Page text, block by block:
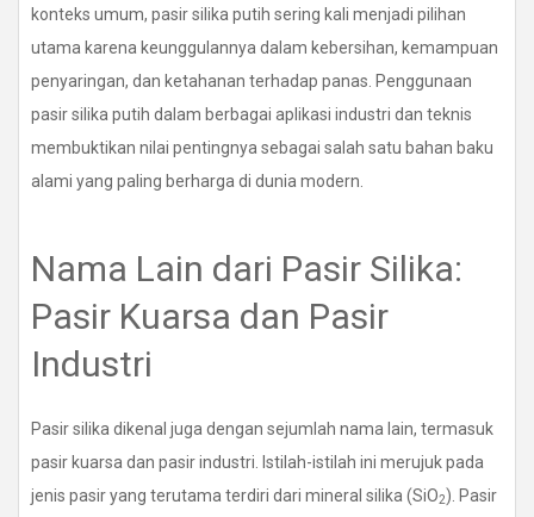
konteks umum, pasir silika putih sering kali menjadi pilihan
utama karena keunggulannya dalam kebersihan, kemampuan
penyaringan, dan ketahanan terhadap panas. Penggunaan
pasir silika putih dalam berbagai aplikasi industri dan teknis
membuktikan nilai pentingnya sebagai salah satu bahan baku
alami yang paling berharga di dunia modern.
Nama Lain dari Pasir Silika:
Pasir Kuarsa dan Pasir
Industri
Pasir silika dikenal juga dengan sejumlah nama lain, termasuk
pasir kuarsa dan pasir industri. Istilah-istilah ini merujuk pada
jenis pasir yang terutama terdiri dari mineral silika (SiO2). Pasir